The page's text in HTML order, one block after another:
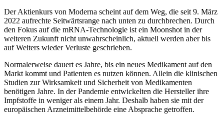
Der Aktienkurs von Moderna scheint auf dem Weg, die seit 9. März
2022 aufrechte Seitwärtsrange nach unten zu durchbrechen. Durch
den Fokus auf die mRNA-Technologie ist ein Moonshot in der
weiteren Zukunft nicht unwahrscheinlich, aktuell werden aber bis
auf Weiters wieder Verluste geschrieben.
Normalerweise dauert es Jahre, bis ein neues Medikament auf den
Markt kommt und Patienten es nutzen können. Allein die klinischen
Studien zur Wirksamkeit und Sicherheit von Medikamenten
benötigen Jahre. In der Pandemie entwickelten die Hersteller ihre
Impfstoffe in weniger als einem Jahr. Deshalb haben sie mit der
europäischen Arzneimittelbehörde eine Absprache getroffen.